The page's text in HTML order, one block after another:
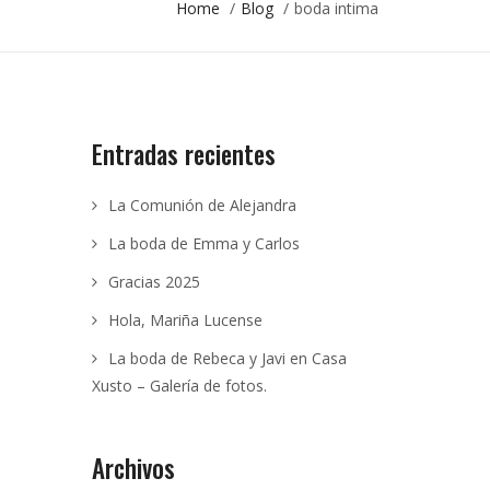
Home / Blog / boda intima
Entradas recientes
La Comunión de Alejandra
La boda de Emma y Carlos
Gracias 2025
Hola, Mariña Lucense
La boda de Rebeca y Javi en Casa
Xusto – Galería de fotos.
Archivos